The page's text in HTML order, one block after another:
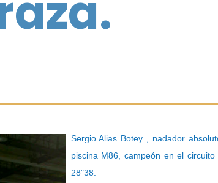
Sergio Alias Botey , nadador
piscina M86, campeón en el
28"38.